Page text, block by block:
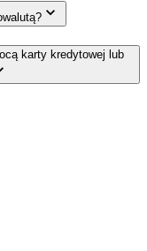
karty kredytowej lub